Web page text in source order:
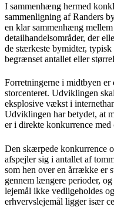
I sammenhæng hermed
sammenligning af Randers
en klar sammenhæng
detailhandelsområder, der
de stærkeste bymidter,
begrænset antallet eller
Forretningerne i midtbyen
storcenteret. Udviklingen
eksplosive vækst i
Udviklingen har betydet, at
er i direkte konkurrence
Den skærpede konkurrence
afspejler sig i antallet af
som hen over en årrække er
gennem længere perioder,
lejemål ikke vedligeholdes
erhvervslejemål ligger især